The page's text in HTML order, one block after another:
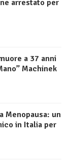
arrestato per
a 37 anni
Machinek
Menopausa: un
in Italia per